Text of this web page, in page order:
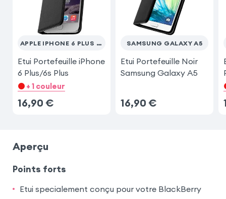
APPLE IPHONE 6 PLUS / 6S PLUS
Etui Portefeuille iPhone
6 Plus/6s Plus
+ 1 couleur
16,90 €
SAMSUNG GALAXY A5
Etui Portefeuille Noir
Samsung Galaxy A5
16,90 €
Aperçu
Points forts
Etui specialement conçu pour votre BlackBerry